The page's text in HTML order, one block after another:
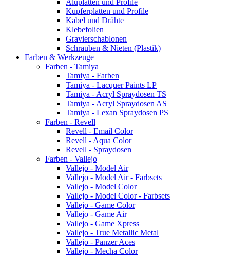
Aluplatten und Profile
Kupferplatten und Profile
Kabel und Drähte
Klebefolien
Gravierschablonen
Schrauben & Nieten (Plastik)
Farben & Werkzeuge
Farben - Tamiya
Tamiya - Farben
Tamiya - Lacquer Paints LP
Tamiya - Acryl Spraydosen TS
Tamiya - Acryl Spraydosen AS
Tamiya - Lexan Spraydosen PS
Farben - Revell
Revell - Email Color
Revell - Aqua Color
Revell - Spraydosen
Farben - Vallejo
Vallejo - Model Air
Vallejo - Model Air - Farbsets
Vallejo - Model Color
Vallejo - Model Color - Farbsets
Vallejo - Game Color
Vallejo - Game Air
Vallejo - Game Xpress
Vallejo - True Metallic Metal
Vallejo - Panzer Aces
Vallejo - Mecha Color